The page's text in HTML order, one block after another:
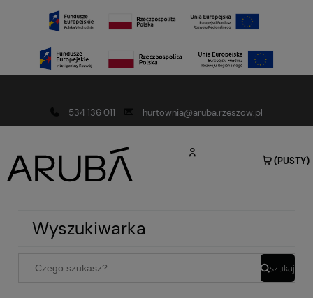
534 136 011
hurtownia@aruba.rzeszow.pl
(PUSTY)
Wyszukiwarka
szukaj